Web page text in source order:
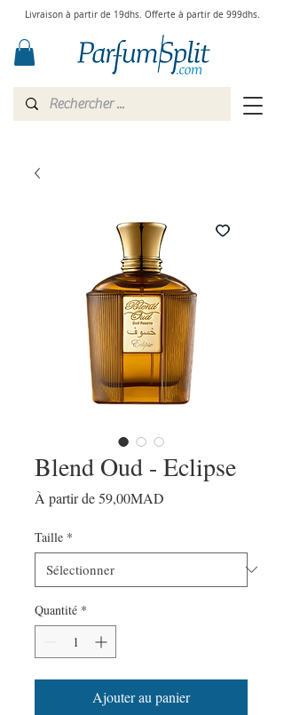
Livraison à partir de 19dhs. Offerte à partir de 999dhs.
Blend Oud - Eclipse
À partir de59,00MAD
Taille *
Quantité *
Ajouter au panier